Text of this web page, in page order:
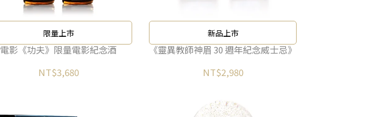
限量上市
電影《功夫》限量電影紀念酒
NT$3,680
新品上市
《靈異教師神眉 30 週年紀念威士忌》
NT$2,980